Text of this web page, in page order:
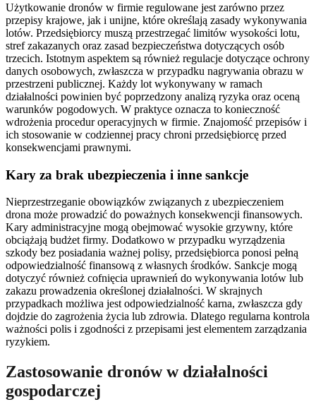
Użytkowanie dronów w firmie regulowane jest zarówno przez
przepisy krajowe, jak i unijne, które określają zasady wykonywania
lotów. Przedsiębiorcy muszą przestrzegać limitów wysokości lotu,
stref zakazanych oraz zasad bezpieczeństwa dotyczących osób
trzecich. Istotnym aspektem są również regulacje dotyczące ochrony
danych osobowych, zwłaszcza w przypadku nagrywania obrazu w
przestrzeni publicznej. Każdy lot wykonywany w ramach
działalności powinien być poprzedzony analizą ryzyka oraz oceną
warunków pogodowych. W praktyce oznacza to konieczność
wdrożenia procedur operacyjnych w firmie. Znajomość przepisów i
ich stosowanie w codziennej pracy chroni przedsiębiorcę przed
konsekwencjami prawnymi.
Kary za brak ubezpieczenia i inne sankcje
Nieprzestrzeganie obowiązków związanych z ubezpieczeniem
drona może prowadzić do poważnych konsekwencji finansowych.
Kary administracyjne mogą obejmować wysokie grzywny, które
obciążają budżet firmy. Dodatkowo w przypadku wyrządzenia
szkody bez posiadania ważnej polisy, przedsiębiorca ponosi pełną
odpowiedzialność finansową z własnych środków. Sankcje mogą
dotyczyć również cofnięcia uprawnień do wykonywania lotów lub
zakazu prowadzenia określonej działalności. W skrajnych
przypadkach możliwa jest odpowiedzialność karna, zwłaszcza gdy
dojdzie do zagrożenia życia lub zdrowia. Dlatego regularna kontrola
ważności polis i zgodności z przepisami jest elementem zarządzania
ryzykiem.
Zastosowanie dronów w działalności
gospodarczej